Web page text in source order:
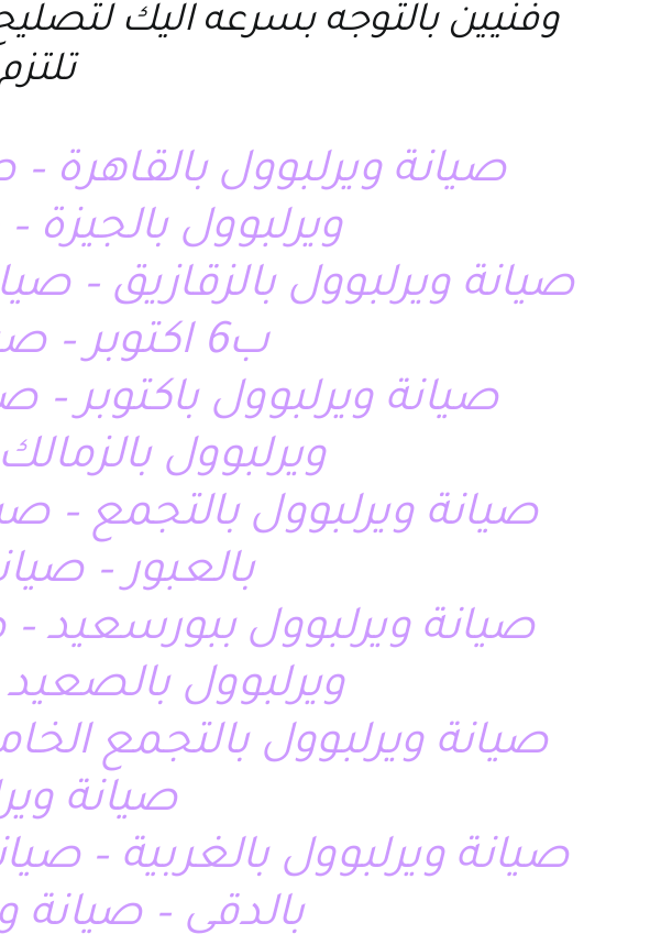
وفنيين بالتوجه بسرعه اليك
صيانة ويرلبوول بالقاهرة
ويرلبوول بالجيزة
صيانة ويرلبوول بالزقازيق –
ب6 اكتوبر – صيانة ويرلبوول بالمعادى
صيانة ويرلبوول باكتوبر
ويرلبوول
صيانة ويرلبوول بالتجمع –
بالعبور –
صيانة ويرلبوول ببورسعيد –
ويرلبوول
صيانة ويرلبوول بالتجمع
صيانة
صيانة ويرلبوول بالغربية –
بالدقى – صيانة